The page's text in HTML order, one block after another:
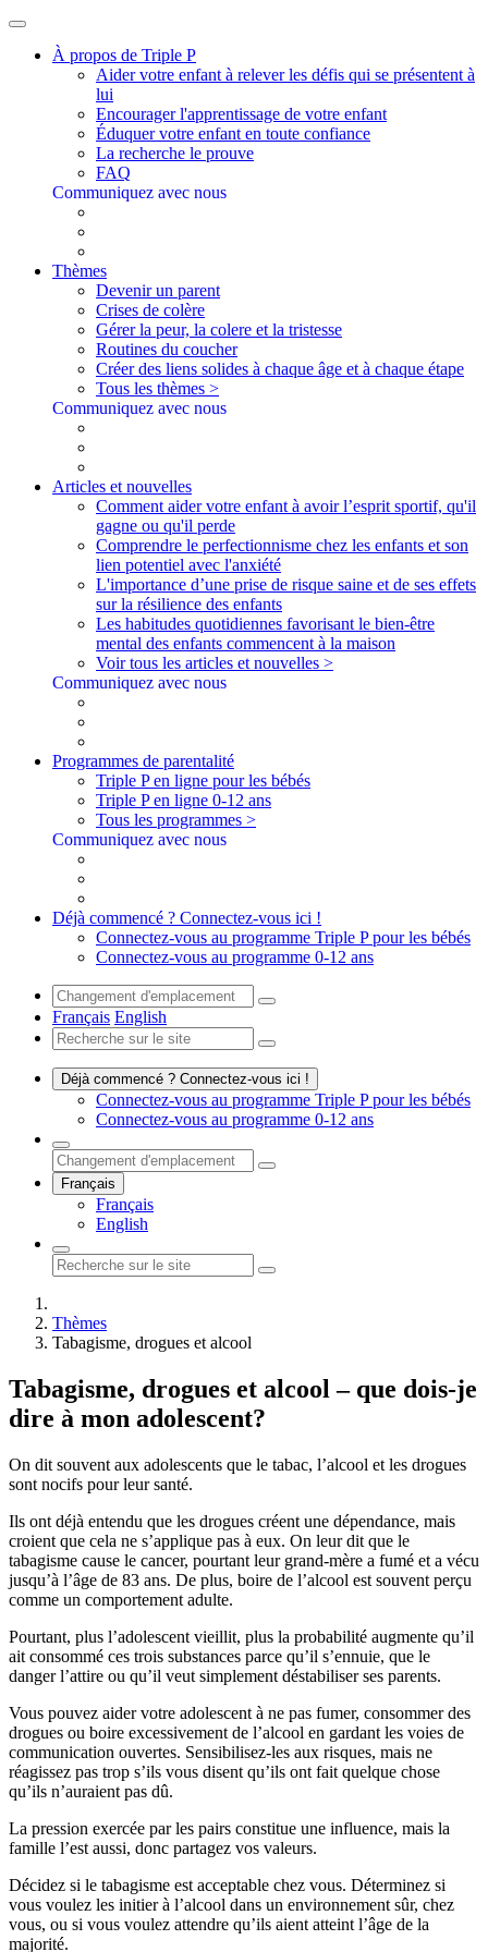
À propos de Triple P
Aider votre enfant à relever les défis qui se présentent à
lui
Encourager l'apprentissage de votre enfant
Éduquer votre enfant en toute confiance
La recherche le prouve
FAQ
Communiquez avec nous
Thèmes
Devenir un parent
Crises de colère
Gérer la peur, la colere et la tristesse
Routines du coucher
Créer des liens solides à chaque âge et à chaque étape
Tous les thèmes >
Communiquez avec nous
Articles et nouvelles
Comment aider votre enfant à avoir l’esprit sportif, qu'il
gagne ou qu'il perde
Comprendre le perfectionnisme chez les enfants et son
lien potentiel avec l'anxiété
L'importance d’une prise de risque saine et de ses effets
sur la résilience des enfants
Les habitudes quotidiennes favorisant le bien-être
mental des enfants commencent à la maison
Voir tous les articles et nouvelles >
Communiquez avec nous
Programmes de parentalité
Triple P en ligne pour les bébés
Triple P en ligne 0-12 ans
Tous les programmes >
Communiquez avec nous
Déjà commencé ? Connectez-vous ici !
Connectez-vous au programme Triple P pour les bébés
Connectez-vous au programme 0-12 ans
Français English
Déjà commencé ? Connectez-vous ici !
Connectez-vous au programme Triple P pour les bébés
Connectez-vous au programme 0-12 ans
Français
Français
English
Thèmes
Tabagisme, drogues et alcool
Tabagisme, drogues et alcool – que dois-je
dire à mon adolescent?
On dit souvent aux adolescents que le tabac, l’alcool et les drogues
sont nocifs pour leur santé.
Ils ont déjà entendu que les drogues créent une dépendance, mais
croient que cela ne s’applique pas à eux. On leur dit que le
tabagisme cause le cancer, pourtant leur grand-mère a fumé et a vécu
jusqu’à l’âge de 83 ans. De plus, boire de l’alcool est souvent perçu
comme un comportement adulte.
Pourtant, plus l’adolescent vieillit, plus la probabilité augmente qu’il
ait consommé ces trois substances parce qu’il s’ennuie, que le
danger l’attire ou qu’il veut simplement déstabiliser ses parents.
Vous pouvez aider votre adolescent à ne pas fumer, consommer des
drogues ou boire excessivement de l’alcool en gardant les voies de
communication ouvertes. Sensibilisez-les aux risques, mais ne
réagissez pas trop s’ils vous disent qu’ils ont fait quelque chose
qu’ils n’auraient pas dû.
La pression exercée par les pairs constitue une influence, mais la
famille l’est aussi, donc partagez vos valeurs.
Décidez si le tabagisme est acceptable chez vous. Déterminez si
vous voulez les initier à l’alcool dans un environnement sûr, chez
vous, ou si vous voulez attendre qu’ils aient atteint l’âge de la
majorité.